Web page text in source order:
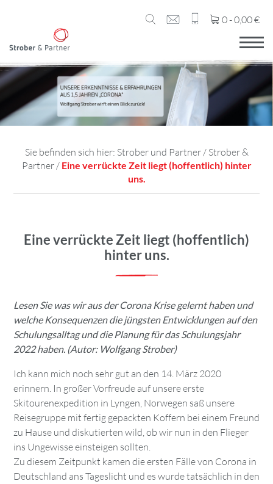
0 -0,00€
Sie befinden sich hier: Strober und Partner/ Strober &
Partner/ Eine verrückte Zeit liegt (hoffentlich) hinter
uns.
Eine verrückte Zeit liegt (hoffentlich)
hinter uns.
Lesen Sie was wir aus der Corona Krise gelernt haben und
welche Konsequenzen die jüngsten Entwicklungen auf den
Schulungsalltag und die Planung für das Schulungsjahr
2022 haben. (Autor: Wolfgang Strober)
Ich kann mich noch sehr gut an den 14. März 2020
erinnern. In großer Vorfreude auf unsere erste
Skitourenexpedition in Lyngen, Norwegen saß unsere
Reisegruppe mit fertig gepackten Koffern bei einem Freund
zu Hause und diskutierten wild, ob wir nun in den Flieger
ins Ungewisse einsteigen sollten.
Zu diesem Zeitpunkt kamen die ersten Fälle von Corona in
Deutschland ans Tageslicht und es wurde tatsächlich in den